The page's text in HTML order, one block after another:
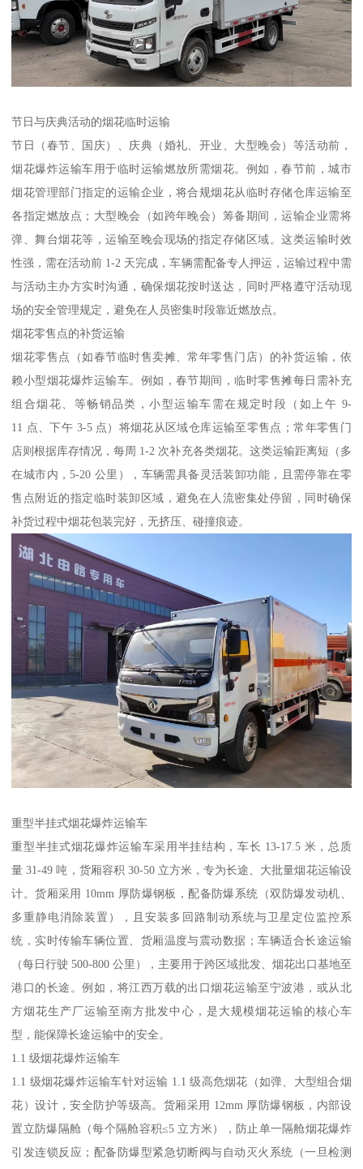
节日与庆典活动的烟花临时运输​
节日（春节、国庆）、庆典（婚礼、开业、大型晚会）等活动前，
烟花爆炸运输车用于临时运输燃放所需烟花。例如，春节前，城市
烟花管理部门指定的运输企业，将合规烟花从临时存储仓库运输至
各指定燃放点；大型晚会（如跨年晚会）筹备期间，运输企业需将
弹、舞台烟花等，运输至晚会现场的指定存储区域。这类运输时效
性强，需在活动前 1-2 天完成，车辆需配备专人押运，运输过程中需
与活动主办方实时沟通，确保烟花按时送达，同时严格遵守活动现
场的安全管理规定，避免在人员密集时段靠近燃放点。​
烟花零售点的补货运输​
烟花零售点（如春节临时售卖摊、常年零售门店）的补货运输，依
赖小型烟花爆炸运输车。例如，春节期间，临时零售摊每日需补充
组合烟花、等畅销品类，小型运输车需在规定时段（如上午 9-
11 点、下午 3-5 点）将烟花从区域仓库运输至零售点；常年零售门
店则根据库存情况，每周 1-2 次补充各类烟花。这类运输距离短（多
在城市内，5-20 公里），车辆需具备灵活装卸功能，且需停靠在零
售点附近的指定临时装卸区域，避免在人流密集处停留，同时确保
补货过程中烟花包装完好，无挤压、碰撞痕迹。​
重型半挂式烟花爆炸运输车​
重型半挂式烟花爆炸运输车采用半挂结构，车长 13-17.5 米，总质
量 31-49 吨，货厢容积 30-50 立方米，专为长途、大批量烟花运输设
计。货厢采用 10mm 厚防爆钢板，配备防爆系统（双防爆发动机、
多重静电消除装置），且安装多回路制动系统与卫星定位监控系
统，实时传输车辆位置、货厢温度与震动数据；车辆适合长途运输
（每日行驶 500-800 公里），主要用于跨区域批发、烟花出口基地至
港口的长途。例如，将江西万载的出口烟花运输至宁波港，或从北
方烟花生产厂运输至南方批发中心，是大规模烟花运输的核心车
型，能保障长途运输中的安全。​
1.1 级烟花爆炸运输车​
1.1 级烟花爆炸运输车针对运输 1.1 级高危烟花（如弹、大型组合烟
花）设计，安全防护等级高。货厢采用 12mm 厚防爆钢板，内部设
置立防爆隔舱（每个隔舱容积≤5 立方米），防止单一隔舱烟花爆炸
引发连锁反应；配备防爆型紧急切断阀与自动灭火系统（一旦检测